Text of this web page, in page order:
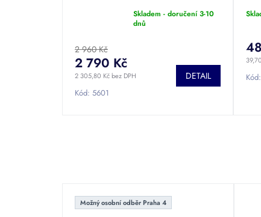
je
5,0
z
5
Skladem - doručení 3-10
dnů
2 960 Kč
2 305,80 Kč bez DPH
2 790 Kč
DETAIL
Kód: 5601
Kód:
Možný osobní odběr Praha 4